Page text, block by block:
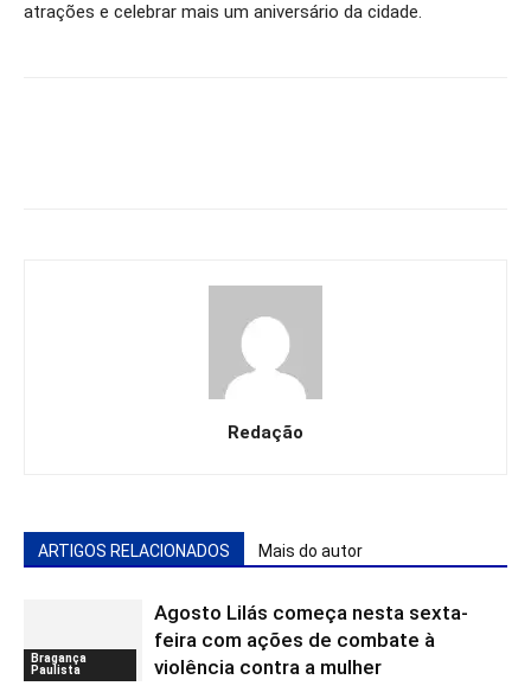
atrações e celebrar mais um aniversário da cidade.
Redação
ARTIGOS RELACIONADOS Mais do autor
Bragança
Paulista
Agosto Lilás começa nesta sexta-
feira com ações de combate à
violência contra a mulher